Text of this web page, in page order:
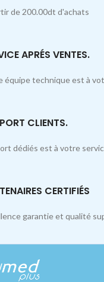
de 200.00dt d'achats
APRÉS VENTES.
équipe technique est à
CLIENTS.
dédiés est à votre
CERTIFIÉS
garantie et qualité